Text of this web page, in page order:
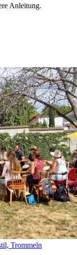
Anleitung.
Trommeln